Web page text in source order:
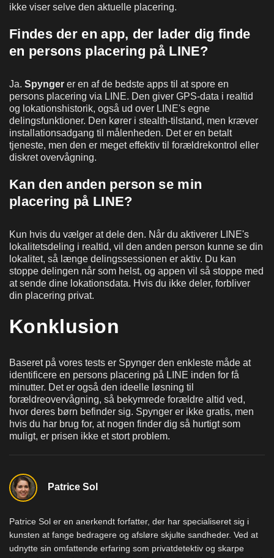
ikke viser selve den aktuelle placering.
Findes der en app, der lader dig finde
en persons placering på LINE?
Ja. Spynger er en af de bedste apps til at spore en
persons placering via LINE. Den giver GPS-data i realtid
og lokationshistorik, også ud over LINE's egne
delingsfunktioner. Den kører i stealth-tilstand, men kræver
installationsadgang til målenheden. Det er en betalt
tjeneste, men den er meget effektiv til forældrekontrol eller
diskret overvågning.
Kan den anden person se min
placering på LINE?
Kun hvis du vælger at dele den. Når du aktiverer LINE's
lokalitetsdeling i realtid, vil den anden person kunne se din
lokalitet, så længe delingssessionen er aktiv. Du kan
stoppe delingen når som helst, og appen vil så stoppe med
at sende dine lokationsdata. Hvis du ikke deler, forbliver
din placering privat.
Konklusion
Baseret på vores tests er Spynger den enkleste måde at
identificere en persons placering på LINE inden for få
minutter. Det er også den ideelle løsning til
forældreovervågning, så bekymrede forældre altid ved,
hvor deres børn befinder sig. Spynger er ikke gratis, men
hvis du har brug for, at nogen finder dig så hurtigt som
muligt, er prisen ikke et stort problem.
Patrice Sol
Patrice Sol er en anerkendt forfatter, der har specialiseret sig i
kunsten at fange bedragere og afsløre skjulte sandheder. Ved at
udnytte sin omfattende erfaring som privatdetektiv og skarpe